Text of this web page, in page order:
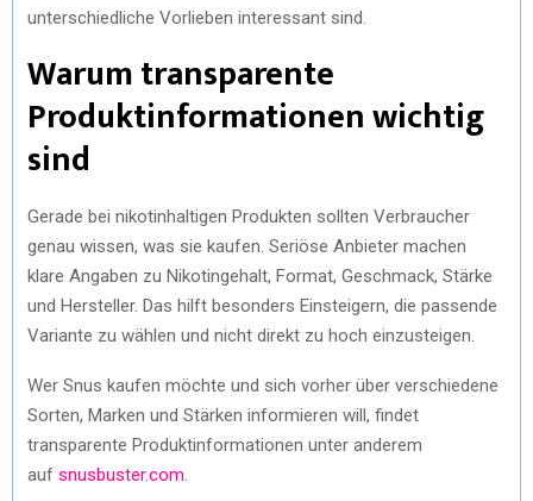
unterschiedliche Vorlieben interessant sind.
Warum transparente
Produktinformationen wichtig
sind
Gerade bei nikotinhaltigen Produkten sollten Verbraucher
genau wissen, was sie kaufen. Seriöse Anbieter machen
klare Angaben zu Nikotingehalt, Format, Geschmack, Stärke
und Hersteller. Das hilft besonders Einsteigern, die passende
Variante zu wählen und nicht direkt zu hoch einzusteigen.
Wer Snus kaufen möchte und sich vorher über verschiedene
Sorten, Marken und Stärken informieren will, findet
transparente Produktinformationen unter anderem
auf snusbuster.com